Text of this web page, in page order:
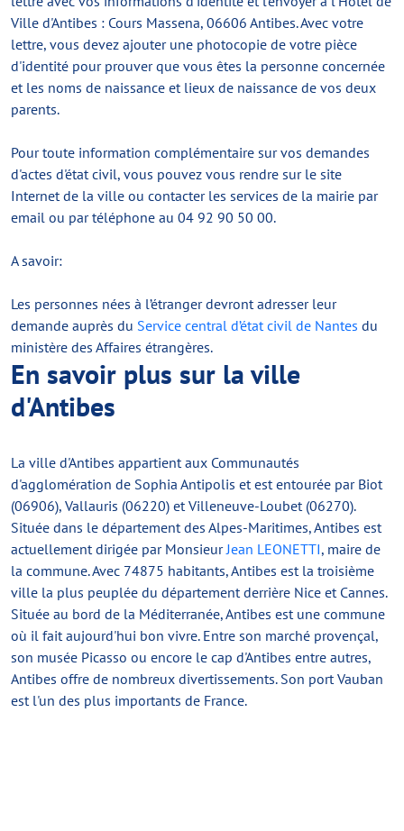
Ville d'Antibes : Cours Massena, 06606 Antibes. Avec votre
lettre, vous devez ajouter une photocopie de votre pièce
d'identité pour prouver que vous êtes la personne concernée
et les noms de naissance et lieux de naissance de vos deux
parents.
Pour toute information complémentaire sur vos demandes
d'actes d'état civil, vous pouvez vous rendre sur le site
Internet de la ville ou contacter les services de la mairie par
email ou par téléphone au 04 92 90 50 00.
A savoir:
Les personnes nées à l’étranger devront adresser leur
demande auprès du Service central d’état civil de Nantes du
ministère des Affaires étrangères.
En savoir plus sur la ville
d'Antibes
La ville d'Antibes appartient aux Communautés
d'agglomération de Sophia Antipolis et est entourée par Biot
(06906), Vallauris (06220) et Villeneuve-Loubet (06270).
Située dans le département des Alpes-Maritimes, Antibes est
actuellement dirigée par MonsieurJean LEONETTI, maire de
la commune. Avec 74875 habitants, Antibes est la troisième
ville la plus peuplée du département derrière Nice et Cannes.
Située au bord de la Méditerranée, Antibes est une commune
où il fait aujourd'hui bon vivre. Entre son marché provençal,
son musée Picasso ou encore le cap d'Antibes entre autres,
Antibes offre de nombreux divertissements. Son port Vauban
est l'un des plus importants de France.